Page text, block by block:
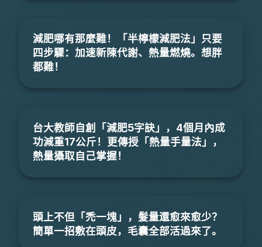
減肥哪有那麼難！「半檸檬減肥法」只要
四步驟：加速新陳代謝、熱量燃燒。想胖
都難！
台大教師自創「減肥5字訣」，4個月內成
功減重17公斤！更傳授「熱量手量法」，
熱量攝取自己掌握！
頭上不但「禿一塊」，髮量還愈來愈少？
簡單一招敷在頭皮，毛囊全部活過來了。